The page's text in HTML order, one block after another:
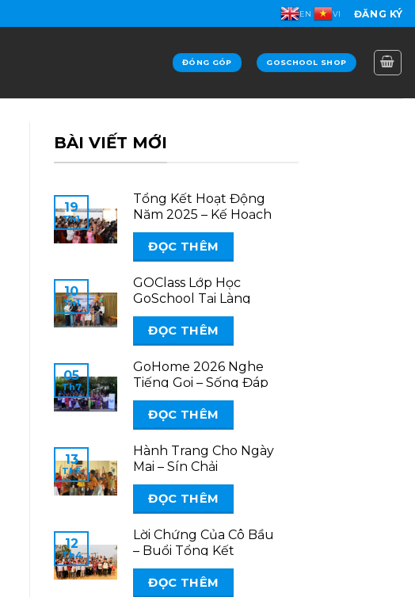
EN VI ĐĂNG KÝ
ĐÓNG GÓP GOSCHOOL SHOP
BÀI VIẾT MỚI
Tổng Kết Hoạt Động
Năm 2025 – Kế Hoạch
2026
ĐỌC THÊM
19
Th1
GOClass Lớp Học
GoSchool Tại Làng
ĐỌC THÊM
10
Th1
GoHome 2026 Nghe
Tiếng Gọi – Sống Đáp
Lời
ĐỌC THÊM
05
Th7
Hành Trang Cho Ngày
Mai – Sín Chải
30/4/2026
ĐỌC THÊM
13
Th5
Lời Chứng Của Cô Bầu
– Buổi Tổng Kết
GOClass Lai Châu
2026
ĐỌC THÊM
12
Th4